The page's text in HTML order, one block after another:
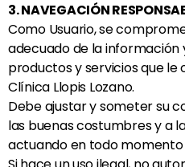
3. NAVEGACIÓN
Como Usuario, se
adecuado de la información
productos y servicios que
Clínica Llopis Lozano.
Debe ajustar y someter su
las buenas costumbres y a
actuando en todo momento